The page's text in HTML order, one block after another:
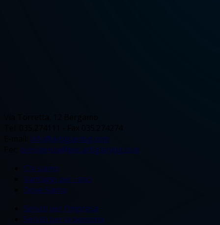
info@artigianibg.com
presidenza@pec.artigianibg.com
Chi siamo
Vantaggi per i soci
Dove Siamo
Servizi per l’impresa
Servizi per la persona